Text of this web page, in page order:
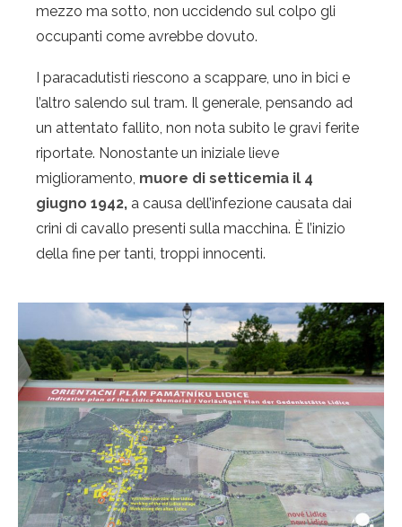
mezzo ma sotto, non uccidendo sul colpo gli
occupanti come avrebbe dovuto.
I paracadutisti riescono a scappare, uno in bici e
l’altro salendo sul tram. Il generale, pensando ad
un attentato fallito, non nota subito le gravi ferite
riportate. Nonostante un iniziale lieve
miglioramento, muore di setticemia il 4
giugno 1942, a causa dell’infezione causata dai
crini di cavallo presenti sulla macchina. È l’inizio
della fine per tanti, troppi innocenti.